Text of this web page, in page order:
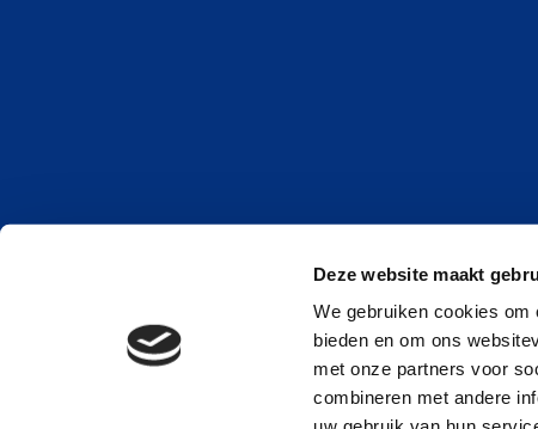
Deze website maakt
We gebruiken cookies
bieden en om ons
met onze partners voor
combineren met andere